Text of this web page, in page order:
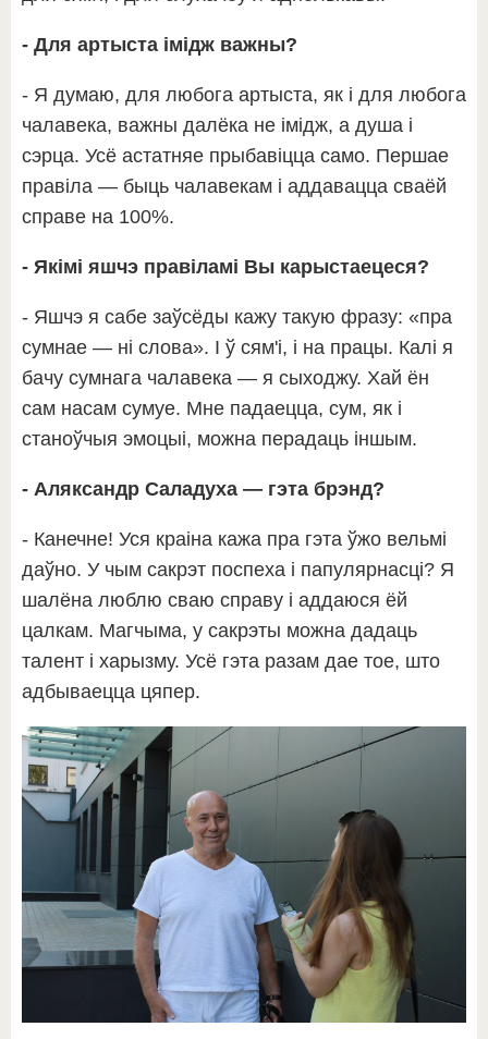
- Для артыста імідж важны?
- Я думаю, для любога артыста, як і для любога
чалавека, важны далёка не імідж, а душа і
сэрца. Усё астатняе прыбавіцца само. Першае
правіла — быць чалавекам і аддавацца сваёй
справе на 100%.
- Якімі яшчэ правіламі Вы карыстаецеся?
- Яшчэ я сабе заўсёды кажу такую фразу: «пра
сумнае — ні слова». І ў сям'і, і на працы. Калі я
бачу сумнага чалавека — я сыходжу. Хай ён
сам насам сумуе. Мне падаецца, сум, як і
станоўчыя эмоцыі, можна перадаць іншым.
- Аляксандр Саладуха — гэта брэнд?
- Канечне! Уся краіна кажа пра гэта ўжо вельмі
даўно. У чым сакрэт поспеха і папулярнасці? Я
шалёна люблю сваю справу і аддаюся ёй
цалкам. Магчыма, у сакрэты можна дадаць
талент і харызму. Усё гэта разам дае тое, што
адбываецца цяпер.